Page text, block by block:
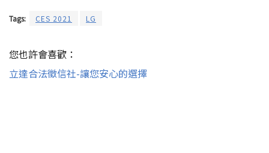
Tags: CES 2021 LG
您也許會喜歡：
立達合法徵信社-讓您安心的選擇